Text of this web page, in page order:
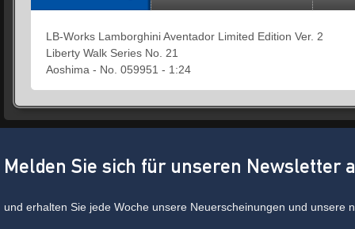
LB-Works Lamborghini Aventador Limited Edition Ver. 2
Liberty Walk Series No. 21
Aoshima - No. 059951 - 1:24
Melden Sie sich für unseren Newsletter
und erhalten Sie jede Woche unsere Neuerscheinungen und unsere